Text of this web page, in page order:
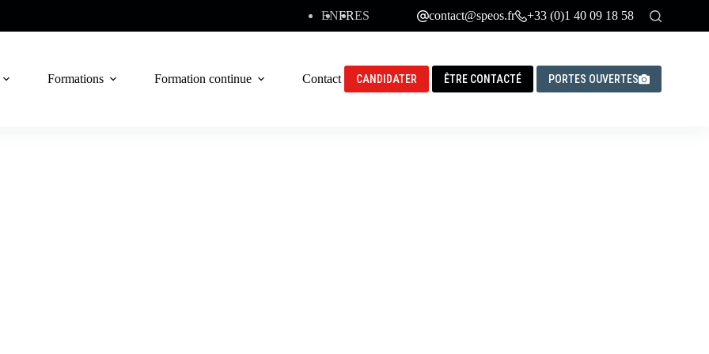
ENFRES contact@speos.fr +33 (0)1 40 09 18 58
Formations Formation continue Contact CANDIDATER ÊTRE CONTACTÉ PORTES OUVERTES